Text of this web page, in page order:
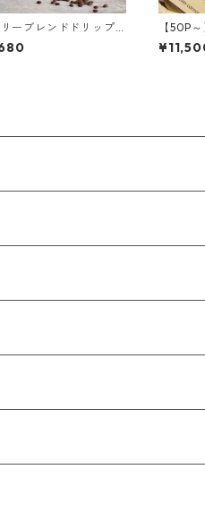
ーブレンドドリップ
コーヒー 10P入り｜
料・税込【ポスト投
【50P
プバッ
ンレス